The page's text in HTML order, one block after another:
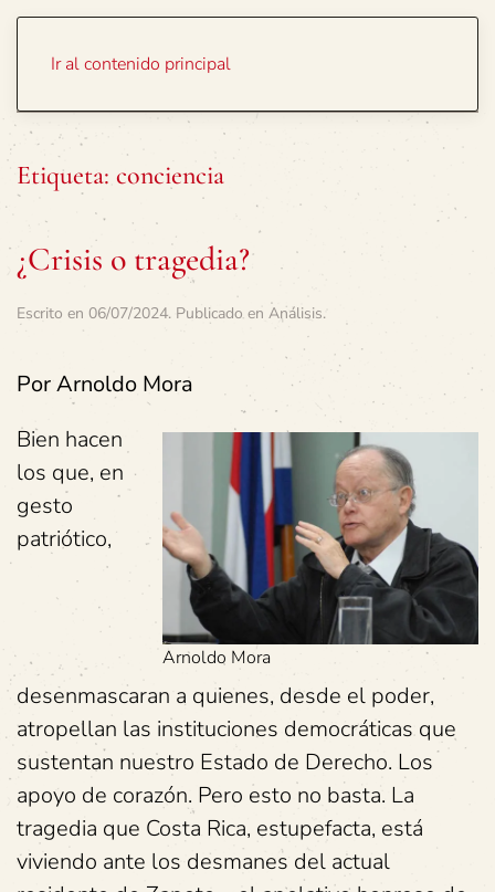
Ir al contenido principal
Etiqueta: conciencia
¿Crisis o tragedia?
Escrito en 06/07/2024. Publicado en Análisis.
Por Arnoldo Mora
Arnoldo Mora
Bien hacen
los que, en
gesto
patriótico,
desenmascaran a quienes, desde el poder,
atropellan las instituciones democráticas que
sustentan nuestro Estado de Derecho. Los
apoyo de corazón. Pero esto no basta. La
tragedia que Costa Rica, estupefacta, está
viviendo ante los desmanes del actual